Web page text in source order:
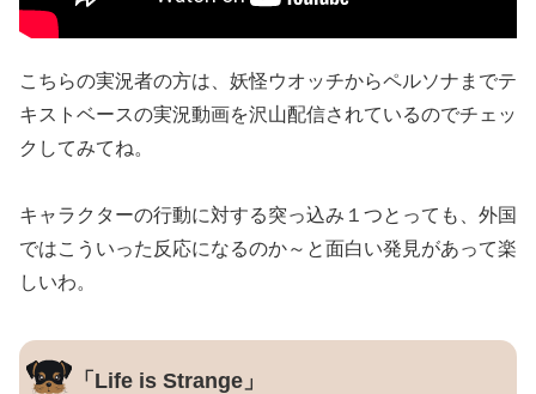
こちらの実況者の方は、妖怪ウオッチからペルソナまでテ
キストベースの実況動画を沢山配信されているのでチェッ
クしてみてね。
キャラクターの行動に対する突っ込み１つとっても、外国
ではこういった反応になるのか～と面白い発見があって楽
しいわ。
「Life is Strange」